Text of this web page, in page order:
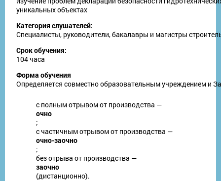
уникальных объектах
Категория слушателей:
Специалисты, руководители, бакалавры и магистры
Срок обучения:
104 часа
Форма обучения
Определяется совместно образовательным учреждением и
с полным отрывом от производства —
очно
;
с частичным отрывом от производства —
очно-заочно
;
без отрыва от производства —
заочно
(дистанционно).